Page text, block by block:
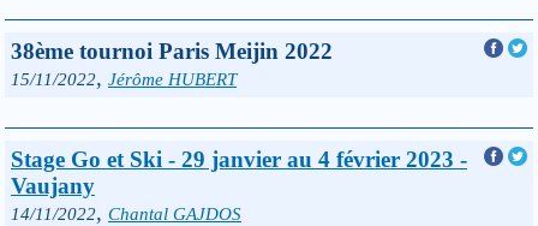
38ème tournoi Paris Meijin 2022
15/11/2022, Jérôme HUBERT
Stage Go et Ski - 29 janvier au 4 février 2023 -
Vaujany
14/11/2022, Chantal GAJDOS